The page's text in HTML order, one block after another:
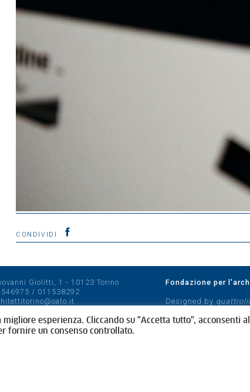
CONDIVIDI
Giolitti, 1 - 10123 Torino
/ 011538292
Fondazione per
Designed by
esperienza. Cliccando su "Accetta tutto", acconsenti
fornire un consenso controllato.